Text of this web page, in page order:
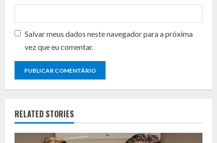
Salvar meus dados neste navegador para a próxima
vez que eu comentar.
RELATED STORIES